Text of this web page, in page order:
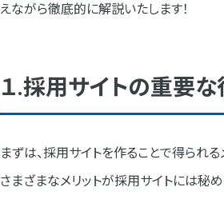
事例：株式会社プレナス様
1. ターゲットに合わせた情報設計と
2. 写真・動画コンテンツの活用
3. 社員のリアルな声の掲載
4. SEO対策と集客戦略
えながら徹底的に解説いたします！
１.採用サイトの重要な
まずは、採用サイトを作ることで得られ
さまざまなメリットが採用サイトには秘め